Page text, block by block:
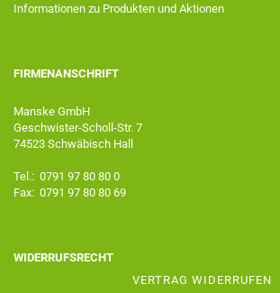
Informationen zu Produkten und Aktionen
FIRMENANSCHRIFT
Manske GmbH
Geschwister-Scholl-Str. 7
74523 Schwäbisch Hall
Tel.: 0791 97 80 80 0
Fax: 0791 97 80 80 69
WIDERRUFSRECHT
VERTRAG WIDERRUFEN